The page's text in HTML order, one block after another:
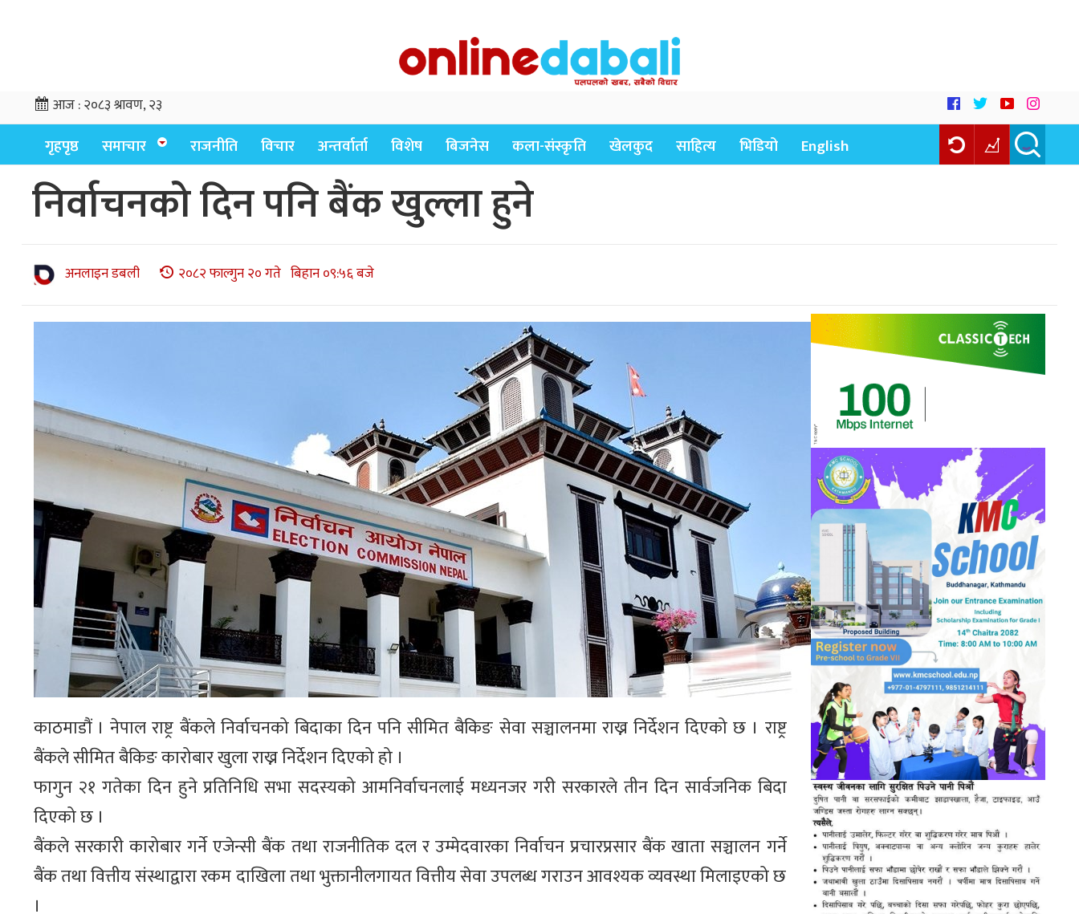
आज :२०८३ श्रावण, २३
गृहपृष्ठ समाचार राजनीति विचार अन्तर्वार्ता विशेष बिजनेस कला-संस्कृति खेलकुद साहित्य भिडियो English
निर्वाचनको दिन पनि बैंक खुल्ला हुने
अनलाइन डबली २०८२ फाल्गुन २० गते बिहान ०९:५६ बजे
काठमाडौं । नेपाल राष्ट्र बैंकले निर्वाचनको बिदाका दिन पनि सीमित बैकिङ सेवा सञ्चालनमा राख्न निर्देशन दिएको छ । राष्ट्र
बैंकले सीमित बैकिङ कारोबार खुला राख्न निर्देशन दिएको हो ।
फागुन २१ गतेका दिन हुने प्रतिनिधि सभा सदस्यको आमनिर्वाचनलाई मध्यनजर गरी सरकारले तीन दिन सार्वजनिक बिदा
दिएको छ ।
बैंकले सरकारी कारोबार गर्ने एजेन्सी बैंक तथा राजनीतिक दल र उम्मेदवारका निर्वाचन प्रचारप्रसार बैंक खाता सञ्चालन गर्ने
बैंक तथा वित्तीय संस्थाद्वारा रकम दाखिला तथा भुक्तानीलगायत वित्तीय सेवा उपलब्ध गराउन आवश्यक व्यवस्था मिलाइएको छ
।